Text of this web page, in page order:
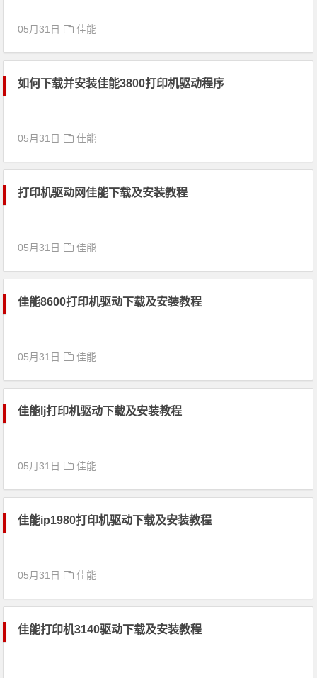
05月31日 佳能
如何下载并安装佳能3800打印机驱动程序
05月31日 佳能
打印机驱动网佳能下载及安装教程
05月31日 佳能
佳能8600打印机驱动下载及安装教程
05月31日 佳能
佳能lj打印机驱动下载及安装教程
05月31日 佳能
佳能ip1980打印机驱动下载及安装教程
05月31日 佳能
佳能打印机3140驱动下载及安装教程